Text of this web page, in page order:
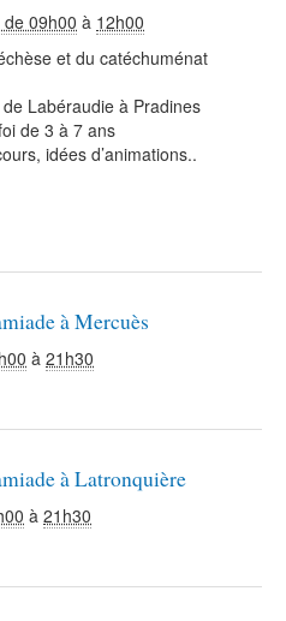
09h00 à 12h00
et du catéchuménat
Labéraudie à Pradines
de 3 à 7 ans
idées d’animations..
à Mercuès
à 21h30
à Latronquière
à 21h30